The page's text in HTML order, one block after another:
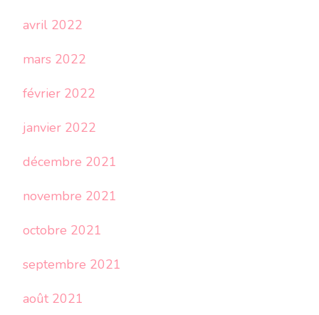
avril 2022
mars 2022
février 2022
janvier 2022
décembre 2021
novembre 2021
octobre 2021
septembre 2021
août 2021